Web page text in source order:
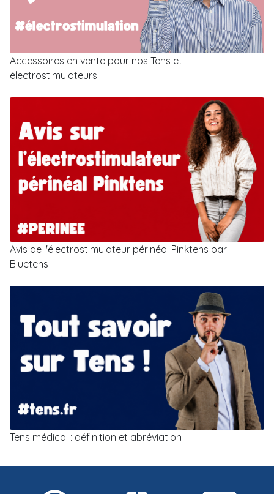
Accessoires en vente pour nos Tens et
électrostimulateurs
Avis de l'électrostimulateur périnéal Pinktens par
Bluetens
Tens médical : définition et abréviation